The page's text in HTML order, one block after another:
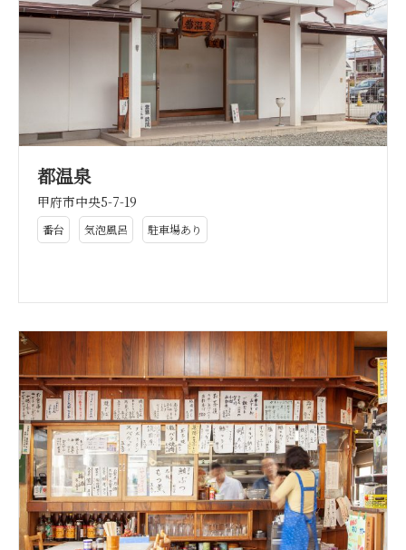
都温泉
甲府市中央5-7-19
番台 気泡風呂 駐車場あり